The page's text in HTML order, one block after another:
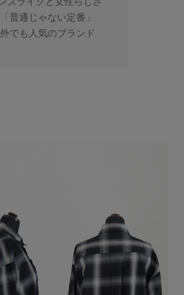
普通じゃない定番」
でも人気のブランド